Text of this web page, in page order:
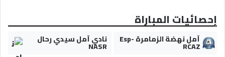
إحصائيات المباراة
أمل نهضة الزمامرة Esp-
RCAZ
نادي أمل سيدي رحال
NASR